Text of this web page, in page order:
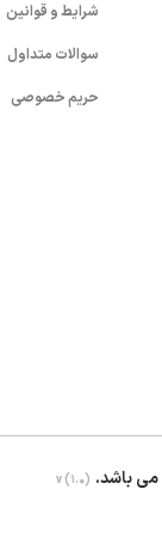
شرایط و قوانین
سوالات متداول
حریم خصوصی
می باشد. v (1.0)